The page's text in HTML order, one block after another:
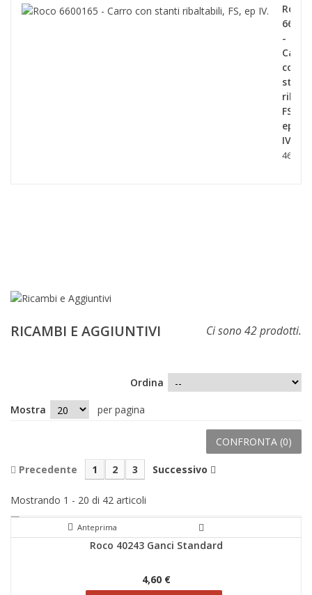
Roco
-
Carro
con
stanti
FS,
ep
IV.
46,90 €
RICAMBI E AGGIUNTIVI Ci sono 42 prodotti.
Ordina
Mostra per pagina
CONFRONTA (0)
Precedente 1 2 3 Successivo
Mostrando 1 - 20 di 42 articoli
Anteprima
Roco 40243 Ganci Standard
4,60 €